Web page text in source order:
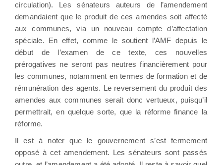
circulation). Les sénateurs auteurs de l’amendement
demandaient que le produit de ces amendes soit affecté
aux communes, via un nouveau compte d’affectation
spéciale. En effet, comme le soutient l’AMF depuis le
début de l’examen de ce texte, ces nouvelles
prérogatives ne seront pas neutres financièrement pour
les communes, notamment en termes de formation et de
rémunération des agents. Le reversement du produit des
amendes aux communes serait donc vertueux, puisqu’il
permettrait, en quelque sorte, que la réforme finance la
réforme.
Il est à noter que le gouvernement s’est fermement
opposé à cet amendement. Les sénateurs sont passés